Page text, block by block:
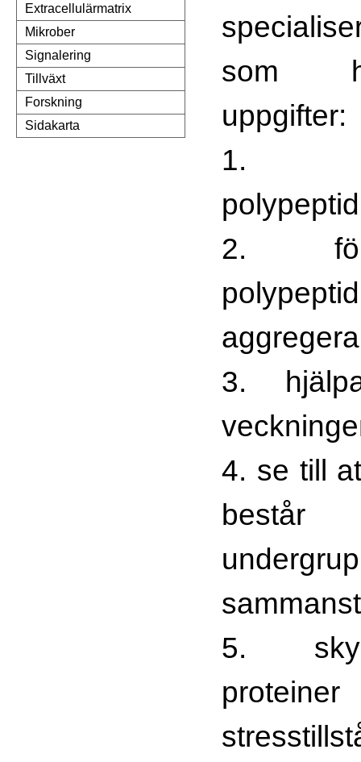
Extracellulärmatrix
Mikrober
Signalering
Tillväxt
Forskning
Sidakarta
som
uppgifter:
1.
2.
3.
4. se till
5.